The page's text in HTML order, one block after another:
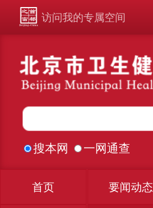
访问我的专属空间
搜本网 一网通查
首页 要闻动态